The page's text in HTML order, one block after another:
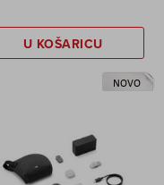
U KOŠARICU
NOVO